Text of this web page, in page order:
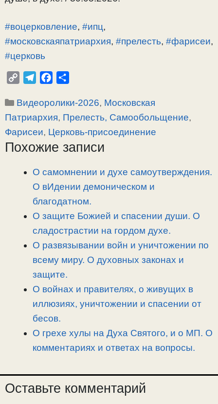
#воцерковление, #ипц,
#московскаяпатриархия, #прелесть, #фарисеи,
#церковь
p
y
n
l
e
a
c
e
b
o
п
р
и
Рубрики
Видеоролики-2026, Московская
Патриархия, Прелесть, Самообольщение,
Фарисеи, Церковь-присоединение
Похожие записи
О самомнении и духе самоутверждения.
О вИдении демоническом и
благодатном.
О защите Божией и спасении души. О
сладострастии на гордом духе.
О развязывании войн и уничтожении по
всему миру. О духовных законах и
защите.
О войнах и правителях, о живущих в
иллюзиях, уничтожении и спасении от
бесов.
О грехе хулы на Духа Святого, и о МП. О
комментариях и ответах на вопросы.
Оставьте комментарий